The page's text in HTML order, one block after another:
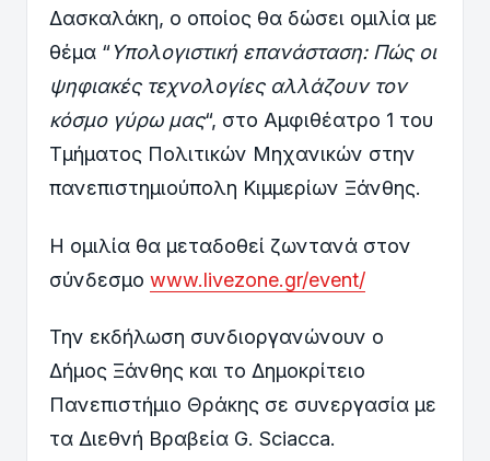
Δασκαλάκη, ο οποίος θα δώσει ομιλία με
θέμα “Υπολογιστική επανάσταση: Πώς οι
ψηφιακές τεχνολογίες αλλάζουν τον
κόσμο γύρω μας“, στο Αμφιθέατρο 1 του
Τμήματος Πολιτικών Μηχανικών στην
πανεπιστημιούπολη Κιμμερίων Ξάνθης.
Η ομιλία θα μεταδοθεί ζωντανά στον
σύνδεσμο www.livezone.gr/event/
Την εκδήλωση συνδιοργανώνουν ο
Δήμος Ξάνθης και το Δημοκρίτειο
Πανεπιστήμιο Θράκης σε συνεργασία με
τα Διεθνή Βραβεία G. Sciacca.